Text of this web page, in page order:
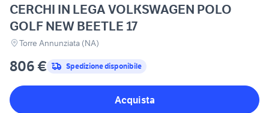
CERCHI IN LEGA VOLKSWAGEN POLO
GOLF NEW BEETLE 17
Torre Annunziata (NA)
806 € Spedizione disponibile
Acquista